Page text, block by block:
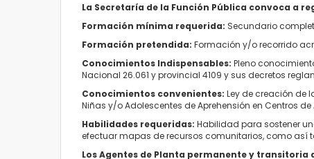
La Secretaría de la Función Pública convoca a
Formación mínima requerida: Secundario
Formación pretendida: Formación y/o recorrido
Conocimientos Indispensables: Pleno
Nacional 26.061 y provincial 4109 y sus decretos
Conocimientos convenientes: Ley de creación de
Niñas y/o Adolescentes de Aprehensión en Centros
Habilidades requeridas: Habilidad para sostener
efectuar mapas de recursos comunitarios, como así
Los Agentes de Planta permanente y